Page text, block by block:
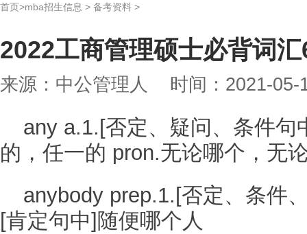
首页>mba招生信息 > 备考资料 >
2022工商管理硕士必背词汇
来源：中公管理人 时间：2021-05-
any a.1.[否定、疑问、条件句
的，任一的 pron.无论哪个，无
anybody prep.1.[否定、条件
[肯定句中]随便哪个人